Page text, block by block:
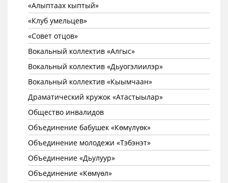
«Алыптаах кыптый»
«Клуб умельцев»
«Совет отцов»
Вокальный коллектив «Алгыс»
Вокальный коллектив «Дьуогэлиилэр»
Вокальный коллектив «Кыымчаан»
Драматический кружок «Атастыылар»
Общество инвалидов
Объединение бабушек «Көмүлүөк»
Объединение молодежи «Тэбэнэт»
Объединение «Дьулуур»
Объединение «Көмүөл»